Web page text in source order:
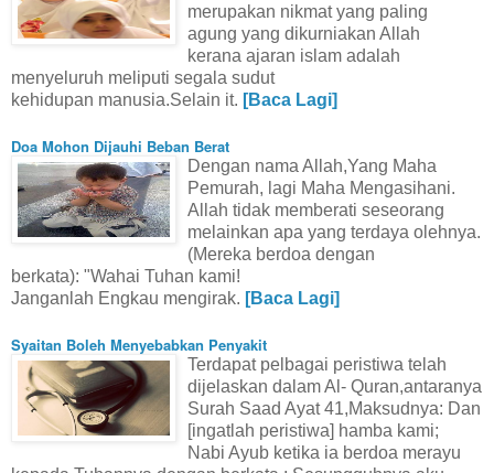
merupakan nikmat yang paling
agung yang dikurniakan Allah
kerana ajaran islam adalah
menyeluruh meliputi segala sudut
kehidupan manusia.Selain it. [Baca Lagi]
Doa Mohon Dijauhi Beban Berat
Dengan nama Allah,Yang Maha
Pemurah, lagi Maha Mengasihani.
Allah tidak memberati seseorang
melainkan apa yang terdaya olehnya.
(Mereka berdoa dengan
berkata): "Wahai Tuhan kami!
Janganlah Engkau mengirak. [Baca Lagi]
Syaitan Boleh Menyebabkan Penyakit
Terdapat pelbagai peristiwa telah
dijelaskan dalam Al- Quran,antaranya
Surah Saad Ayat 41,Maksudnya: Dan
[ingatlah peristiwa] hamba kami;
Nabi Ayub ketika ia berdoa merayu